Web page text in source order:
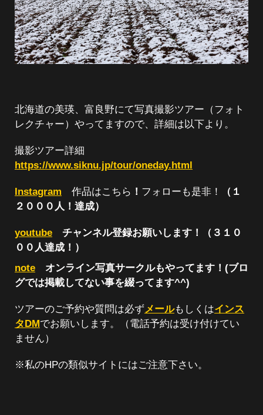
北海道の美瑛、富良野にて写真撮影ツアー（フォト
レクチャー）やってますので、詳細は以下より。
撮影ツアー詳細
https://www.siknu.jp/tour/oneday.html
Instagram 作品はこちら ！ フォローも是非！
（１
２０００人！達成）
youtube チャンネル登録お願いします！（３１０
００人達成！）
note オンライン写真サークルもやってます！(ブロ
グでは掲載してない事を綴ってます^^)
ツアーのご予約や質問は必ずメールもしくはインス
タDM でお願いします。（電話予約は受け付けてい
ません）
※私のHPの類似サイトにはご注意下さい。